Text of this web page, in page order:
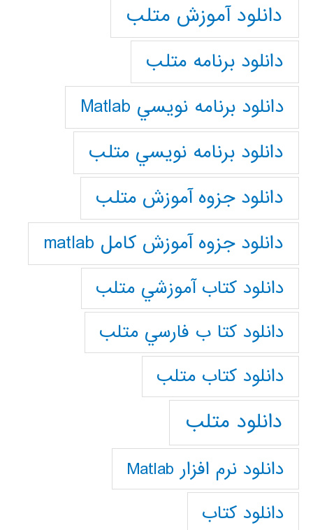
دانلود آموزش متلب
دانلود برنامه متلب
دانلود برنامه نويسي Matlab
دانلود برنامه نويسي متلب
دانلود جزوه آموزش متلب
دانلود جزوه آموزش کامل matlab
دانلود كتاب آموزشي متلب
دانلود كتا ب فارسي متلب
دانلود كتاب متلب
دانلود متلب
دانلود نرم افزار Matlab
دانلود کتاب